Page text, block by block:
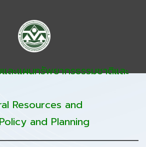
ละแผนทรัพยากรธรรมชาติและ
Resources and
and Planning